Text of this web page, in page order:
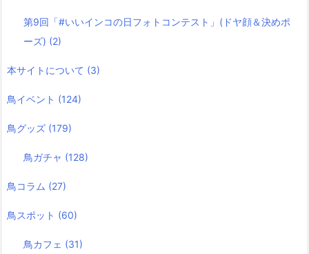
第9回「#いいインコの日フォトコンテスト」(ドヤ顔＆決めポ
ーズ) (2)
本サイトについて (3)
鳥イベント (124)
鳥グッズ (179)
鳥ガチャ (128)
鳥コラム (27)
鳥スポット (60)
鳥カフェ (31)